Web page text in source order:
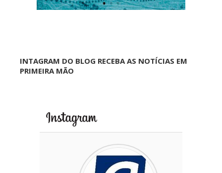
INTAGRAM DO BLOG RECEBA AS NOTÍCIAS EM
PRIMEIRA MÃO